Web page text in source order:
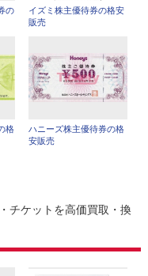
の
イズミ株主優待券の格安
販売
格
ハニーズ株主優待券の格
安販売
チケットを高価買取・換